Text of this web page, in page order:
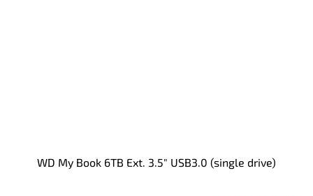
WD My Book 6TB Ext. 3.5" USB3.0 (single drive)